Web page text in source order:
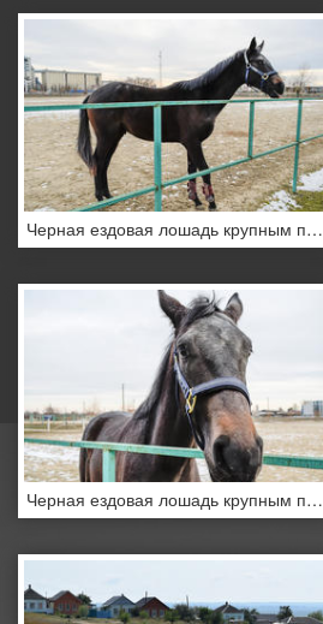
Черная ездовая лошадь крупным планом
Черная ездовая лошадь крупным планом